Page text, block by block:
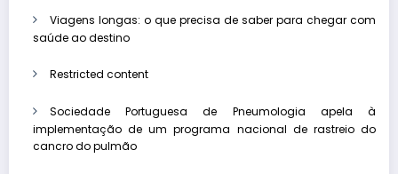
Viagens longas: o que precisa de saber para chegar com
saúde ao destino
Restricted content
Sociedade Portuguesa de Pneumologia apela à
implementação de um programa nacional de rastreio do
cancro do pulmão